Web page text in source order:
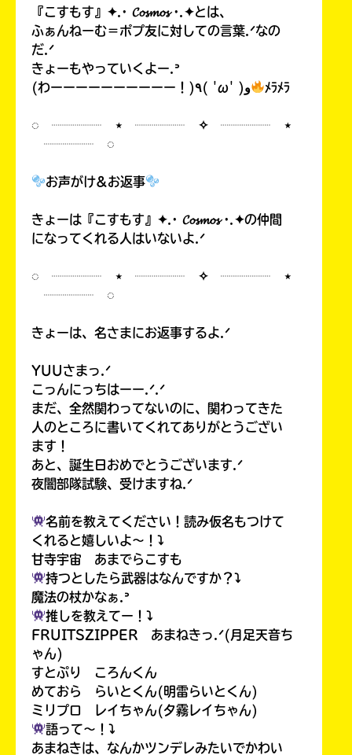
『こすもす』✦.· 𝓒𝓸𝓼𝓶𝓸𝓼 ·.✦とは、
ふぁんねーむ＝ポプ友に対しての言葉.ᐟなの
だ.ᐟ
きょーもやっていくよー.ᐣ
(わーーーーーーーーーー！)٩( 'ω' )و
ﾒﾗﾒﾗ
◌ ┈┈┈┈ ⋆ ┈┈┈┈ ✧ ┈┈┈┈ ⋆
┈┈┈┈ ◌
お声がけ&お返事
きょーは『こすもす』✦.· 𝓒𝓸𝓼𝓶𝓸𝓼 ·.✦の仲間
になってくれる人はいないよ.ᐟ
◌ ┈┈┈┈ ⋆ ┈┈┈┈ ✧ ┈┈┈┈ ⋆
┈┈┈┈ ◌
きょーは、名さまにお返事するよ.ᐟ
YUUさまっ.ᐟ
こっんにっちはーー.ᐟ.ᐟ
まだ、全然関わってないのに、関わってきた
人のところに書いてくれてありがとうござい
ます！
あと、誕生日おめでとうございます.ᐟ
夜闇部隊試験、受けますね.ᐟ
名前を教えてください！読み仮名もつけて
くれると嬉しいよ〜！⤵︎
甘寺宇宙 あまでらこすも
持つとしたら武器はなんですか？⤵︎
魔法の杖かなぁ.ᐣ
推しを教えてー！⤵︎
FRUITSZIPPER あまねきっ.ᐟ(月足天音ち
ゃん)
すとぷり ころんくん
めておら らいとくん(明雷らいとくん)
ミリプロ レイちゃん(夕霧レイちゃん)
語って〜！⤵︎
あまねきは、なんかツンデレみたいでかわい